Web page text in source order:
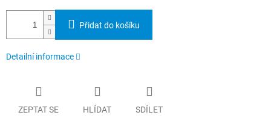
Přidat do košíku
Detailní informace
ZEPTAT SE HLÍDAT SDÍLET